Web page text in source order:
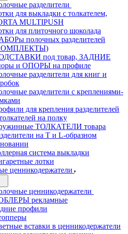
разделители
для выкладки с толкателем,
MULTIPUSH
для плиточного шоколада
полочных разделителей
под товар, ЗАДНИЕ
и ОПОРЫ на профиле
разделители для книг и
разделители с креплениями-
для крепления разделителей
на полку
ТОЛКАТЕЛИ товара
на Т и L-образном
система выкладки
лотки
ценникодержатели
ценникодержатели
рекламные
профили
вставки в ценникодержатели